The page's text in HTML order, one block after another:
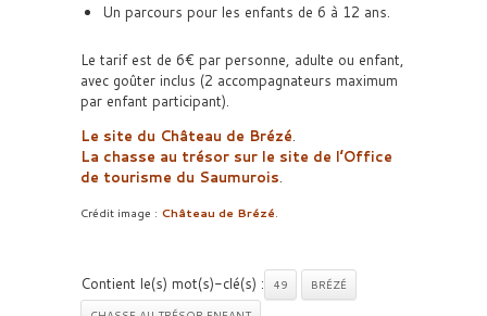
Un parcours pour les enfants de 6 à 12 ans.
Le tarif est de 6€ par personne, adulte ou enfant,
avec goûter inclus (2 accompagnateurs maximum
par enfant participant).
Le site du Château de Brézé.
La chasse au trésor sur le site de l’Office
de tourisme du Saumurois.
Crédit image : Château de Brézé
Contient le(s) mot(s)-clé(s) : 49
BRÉZÉ